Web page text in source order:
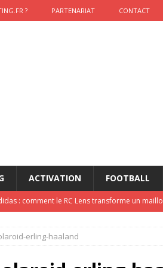
? PARTENARIAT CONTACT
ACTIVATION FOOTBALL
: comment le RC Lens transforme un
de Zinedine Zidane par adidas est de
erling-haaland